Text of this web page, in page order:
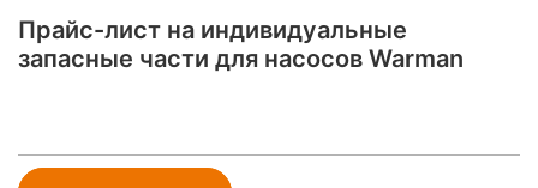
Прайс-лист на индивидуальные
запасные части для насосов Warman